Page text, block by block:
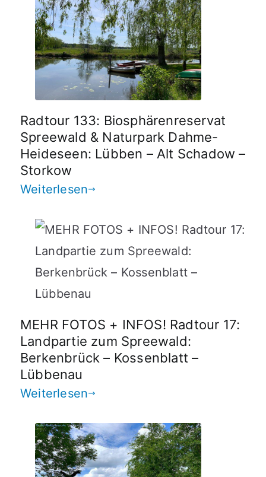
Radtour 133: Biosphärenreservat
Spreewald & Naturpark Dahme-
Heideseen: Lübben – Alt Schadow –
Storkow
Weiterlesen
MEHR FOTOS + INFOS! Radtour 17:
Landpartie zum Spreewald:
Berkenbrück – Kossenblatt –
Lübbenau
Weiterlesen